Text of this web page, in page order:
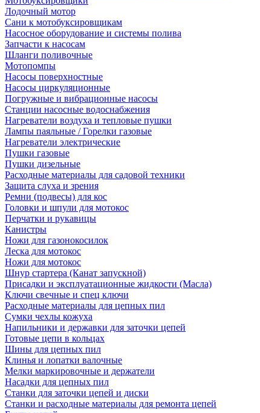
Лодочный мотор
Сани к мотобуксировщикам
Насосное оборудование и системы полива
Запчасти к насосам
Шланги поливочные
Мотопомпы
Насосы поверхностные
Насосы циркуляционные
Погружные и вибрационные насосы
Станции насосные водоснабжения
Нагреватели воздуха и тепловые пушки
Лампы паяльные / Горелки газовые
Нагреватели электрические
Пушки газовые
Пушки дизельные
Расходные материалы для садовой техники
Защита слуха и зрения
Ремни (подвесы) для кос
Головки и шпули для мотокос
Перчатки и рукавицы
Канистры
Ножи для газонокосилок
Леска для мотокос
Ножи для мотокос
Шнур стартера (Канат запускной)
Присадки и эксплуатационные жидкости (Масла)
Ключи свечные и спец ключи
Расходные материалы для цепных пил
Сумки чехлы кожуха
Напильники и державки для заточки цепей
Готовые цепи в кольцах
Шины для цепных пил
Клинья и лопатки валочные
Мелки маркировочные и держатели
Насадки для цепных пил
Станки для заточки цепей и диски
Станки и расходные материалы для ремонта цепей